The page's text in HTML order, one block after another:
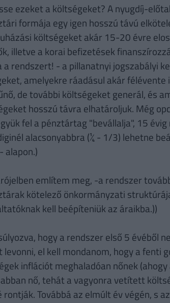
ezeket a költségeket? A nyugdíj-
formája egy igen hosszú távú
költségeket akár 15-20 évre
illetve a korai befizetések
rendszert! - a pillanatnyi jogszabályi
amelyekre ráadásul akár
de további költségeket generál, és
hosszú távra elhatároljuk. Még
fel a pénztártag "bevállalja", 15
alacsonyabbra (¼ - 1/3) lehetne
alapon.)
említem meg, -a rendszer
kötelező önkormányzati
kell beépíteniük az áraikba.))
hogy a rendszer első 5 évéből
el kell mondanom, hogy a fenti
inflációt meghaladóan nőnek
nő, tehát a vagyonra vetített
Továbbá az elmúlt év végén, s